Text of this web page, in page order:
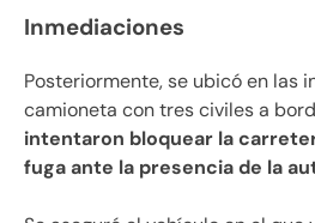
Inmediaciones
Posteriormente, se ubicó en las
camioneta con tres civiles a
intentaron bloquear la
fuga ante la presencia de la